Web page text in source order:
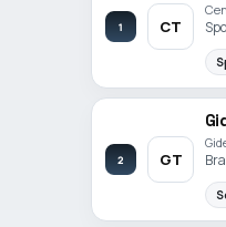
1 CT
2 GT